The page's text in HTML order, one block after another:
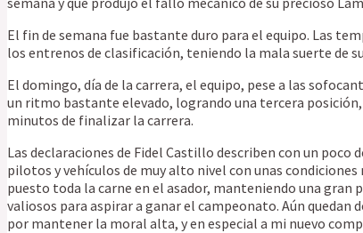
El fin de semana fue bastante duro para el equipo. Las
los entrenos de clasificación, teniendo la mala suerte de
El domingo, día de la carrera, el equipo, pese a las
un ritmo bastante elevado, logrando una tercera
minutos de finalizar la carrera.
Las declaraciones de Fidel Castillo describen con un poco
pilotos y vehículos de muy alto nivel con unas
puesto toda la carne en el asador, manteniendo una gran
valiosos para aspirar a ganar el campeonato. Aún quedan
por mantener la moral alta, y en especial a mi nuevo